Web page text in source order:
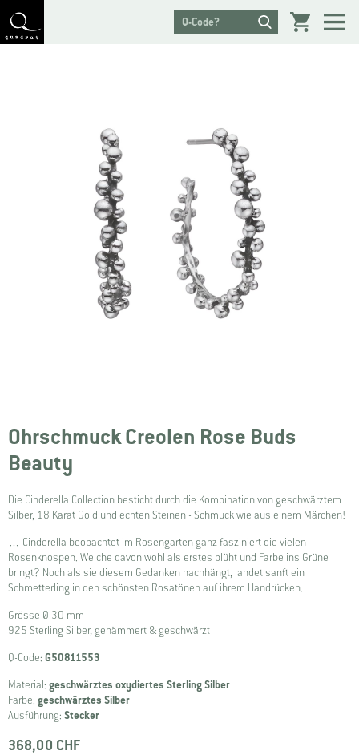
Ohrschmuck Creolen Rose Buds
Beauty
Die Cinderella Collection besticht durch die Kombination von geschwärztem
Silber, 18 Karat Gold und echten Steinen - Schmuck wie aus einem Märchen!
… Cinderella beobachtet im Rosengarten ganz fasziniert die vielen
Rosenknospen. Welche davon wohl als erstes blüht und Farbe ins Grüne
bringt? Noch als sie diesem Gedanken nachhängt, landet sanft ein
Schmetterling in den schönsten Rosatönen auf ihrem Handrücken.
Grösse Ø 30 mm
925 Sterling Silber, gehämmert & geschwärzt
Q-Code: G50811553
Material: geschwärztes oxydiertes Sterling Silber
Farbe: geschwärztes Silber
Ausführung: Stecker
368,00 CHF